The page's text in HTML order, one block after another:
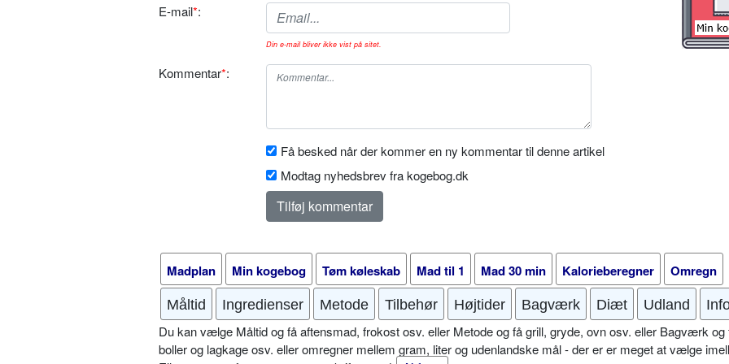
E-mail*:
Din e-mail bliver ikke vist på sitet.
Kommentar*:
Få besked når der kommer en ny kommentar til denne artikel
Modtag nyhedsbrev fra kogebog.dk
Madplan Min kogebog Tøm køleskab Mad til 1 Mad 30 min Kalorieberegner Omregn
Måltid Ingredienser Metode Tilbehør Højtider Bagværk Diæt Udland
Du kan vælge Måltid og få aftensmad, frokost osv. eller Metode og få grill, gryde, ovn osv. eller Bagværk og
boller og lagkage osv. eller omregner mellem gram, liter og udenlandske mål - der er er meget at vælge